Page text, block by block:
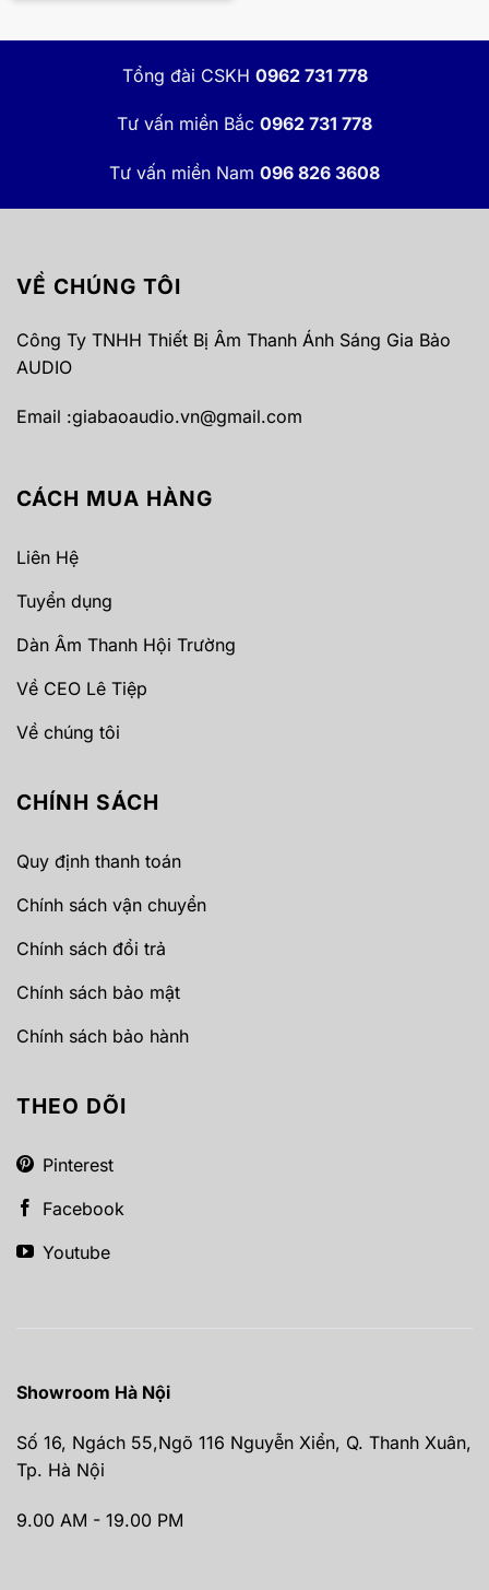
Tổng đài CSKH 0962 731 778
Tư vấn miền Bắc 0962 731 778
Tư vấn miền Nam 096 826 3608
VỀ CHÚNG TÔI
Công Ty TNHH Thiết Bị Âm Thanh Ánh Sáng Gia Bảo
AUDIO
Email :giabaoaudio.vn@gmail.com
CÁCH MUA HÀNG
Liên Hệ
Tuyển dụng
Dàn Âm Thanh Hội Trường
Về CEO Lê Tiệp
Về chúng tôi
CHÍNH SÁCH
Quy định thanh toán
Chính sách vận chuyển
Chính sách đổi trả
Chính sách bảo mật
Chính sách bảo hành
THEO DÕI
Pinterest
Facebook
Youtube
Showroom Hà Nội
Số 16, Ngách 55,Ngõ 116 Nguyễn Xiển, Q. Thanh Xuân,
Tp. Hà Nội
9.00 AM - 19.00 PM